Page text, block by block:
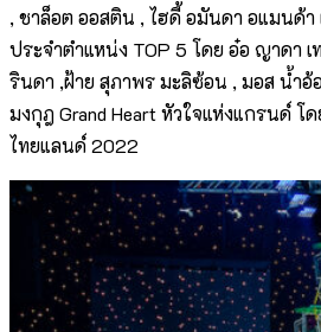
, ชาล็อต ออสติน , ไฮดี้ อมันดา อแมนด้า
ประจำตำแหน่ง TOP 5 โดย อ๋อ ญาดา
รินดา ,ฝ้าย สุภาพร มะลิซ้อน , มอส น้ำ
มงกุฎ Grand Heart หัวใจแห่งแกรนด์ โ
ไทยแลนด์ 2022